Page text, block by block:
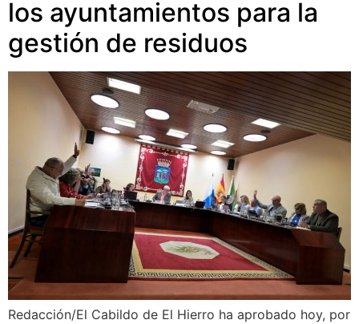
los ayuntamientos para la
gestión de residuos
Redacción/El Cabildo de El Hierro ha aprobado hoy, por